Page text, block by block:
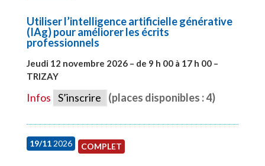
Utiliser l’intelligence artificielle générative
(IAg) pour améliorer les écrits
professionnels
Jeudi 12 novembre 2026 – de 9 h 00 à 17 h 00 –
TRIZAY
Infos S’inscrire (places disponibles : 4)
19/112026 COMPLET